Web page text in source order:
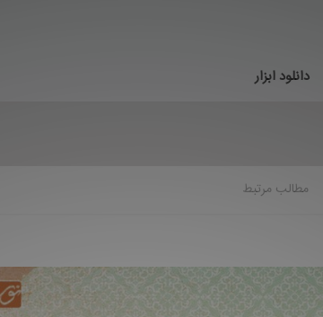
دانلود ابزار
مطالب مرتبط